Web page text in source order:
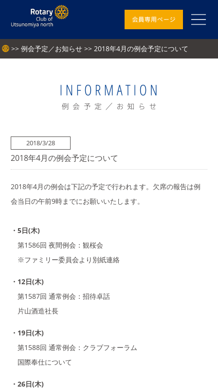
>>例会予定／お知らせ >> 2018年4月の例会予定について
2018/3/28
2018年4月の例会予定について
2018年4月の例会は下記の予定で行われます。欠席の報告は例
会当日の午前9時までにお願いいたします。
・5日(木)
第1586回 夜間例会：観桜会
※ファミリー委員会より別紙連絡
・12日(木)
第1587回 通常例会：招待卓話
片山酒造社長
・19日(木)
第1588回 通常例会：クラブフォーラム
国際奉仕について
・26日(木)